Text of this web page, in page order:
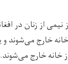
از زنان در
خانه خارج می‌شوند
خانه خارج می‌شوند.